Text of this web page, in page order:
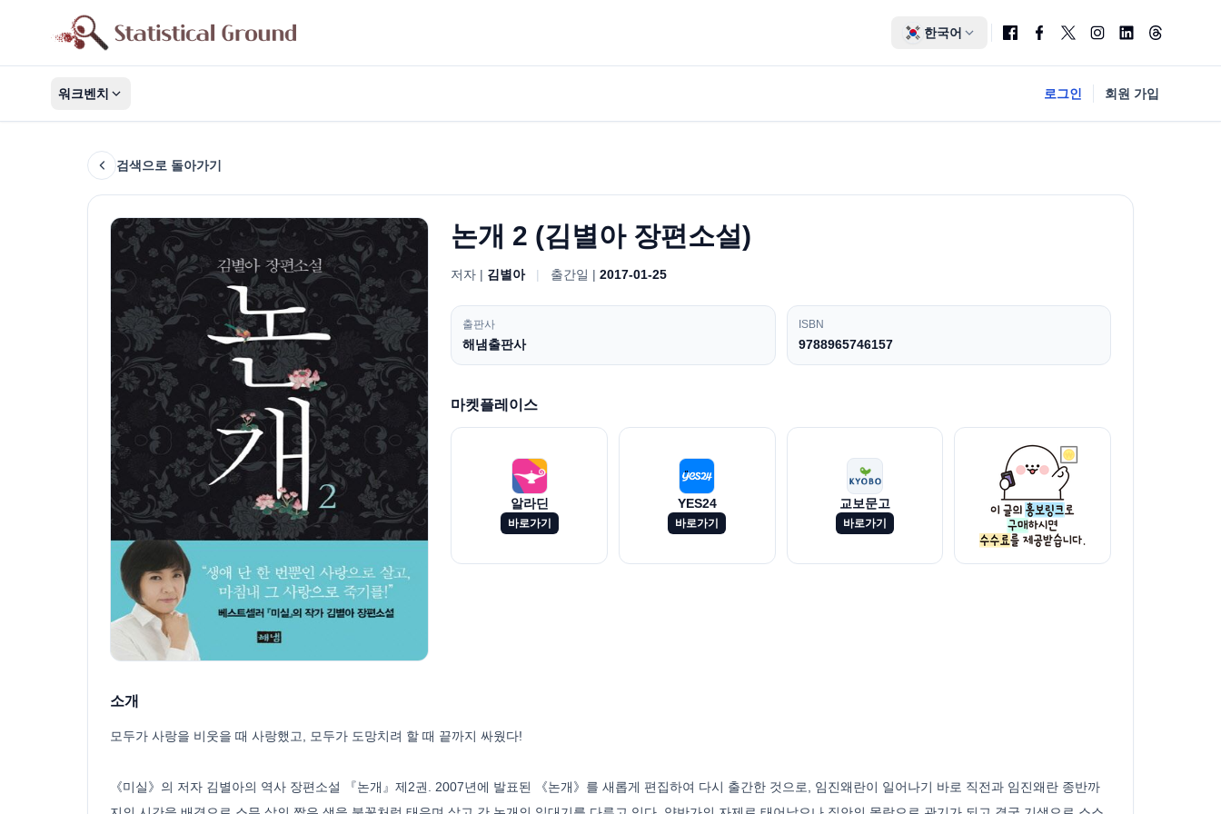
한국어
워크벤치 로그인 회원 가입
검색으로 돌아가기
논개 2 (김별아 장편소설)
저자 | 김별아 | 출간일 |2017-01-25
출판사
해냄출판사
ISBN
9788965746157
마켓플레이스
알라딘
바로가기
YES24
바로가기
교보문고
바로가기
소개
모두가 사랑을 비웃을 때 사랑했고, 모두가 도망치려 할 때 끝까지 싸웠다!
《미실》의 저자 김별아의 역사 장편소설 『논개』제2권. 2007년에 발표된 《논개》를 새롭게 편집하여 다시 출간한 것으로, 임진왜란이 일어나기 바로 직전과 임진왜란 종반까